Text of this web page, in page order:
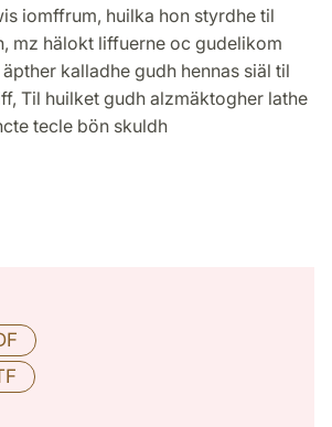
iomffrum, huilka hon styrdhe til
mz hälokt liffuerne oc gudelikom
kalladhe gudh hennas siäl til
Til huilket gudh alzmäktogher lathe
tecle bön skuldh